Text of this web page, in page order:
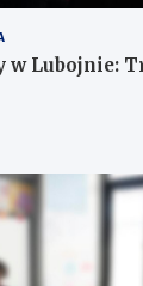
w Lubojnie: